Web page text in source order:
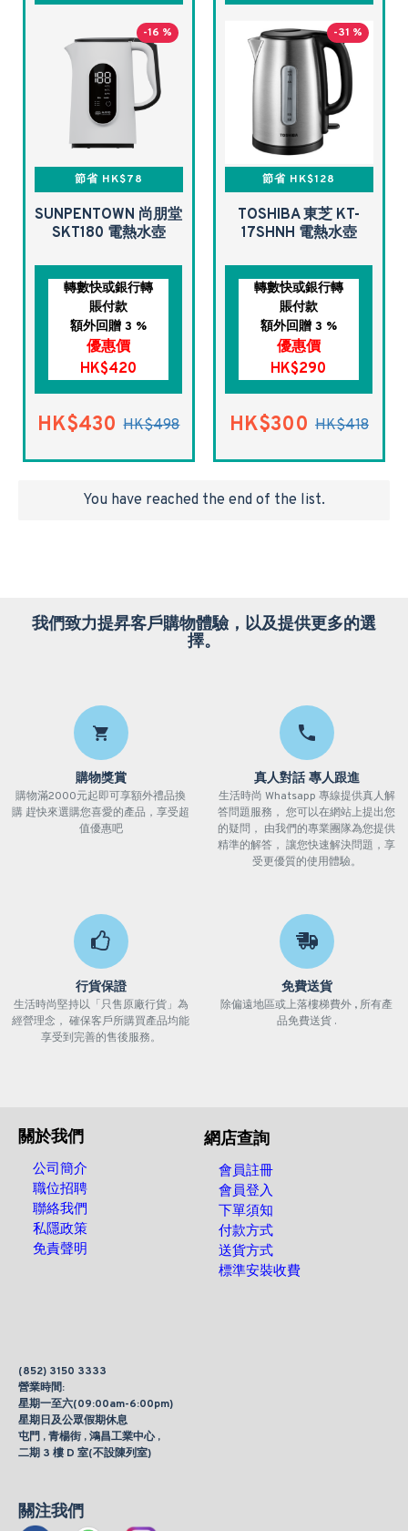
-16 %
節省 HK$78
SUNPENTOWN 尚朋堂
SKT180 電熱水壺
轉數快或銀行轉
賬付款
額外回贈 3 %
優惠價
HK$420
HK$430 HK$498
-31 %
節省 HK$128
TOSHIBA 東芝 KT-
17SHNH 電熱水壺
轉數快或銀行轉
賬付款
額外回贈 3 %
優惠價
HK$290
HK$300 HK$418
You have reached the end of the list.
我們致力提昇客戶購物體驗，以及提供更多的選
擇。
購物獎賞
購物滿2000元起即可享額外禮品換
購 趕快來選購您喜愛的產品，享受超
值優惠吧
真人對話 專人跟進
生活時尚 Whatsapp 專線提供真人解
答問題服務， 您可以在網站上提出您
的疑問， 由我們的專業團隊為您提供
精準的解答， 讓您快速解決問題，享
受更優質的使用體驗。
行貨保證
生活時尚堅持以「只售原廠行貨」為
經營理念， 確保客戶所購買產品均能
享受到完善的售後服務。
免費送貨
除偏遠地區或上落樓梯費外 , 所有產
品免費送貨 .
關於我們
公司簡介
職位招聘
聯絡我們
私隱政策
免責聲明
網店查詢
會員註冊
會員登入
下單須知
付款方式
送貨方式
標準安裝收費
(852) 3150 3333
營業時間:
星期一至六(09:00am-6:00pm)
星期日及公眾假期休息
屯門 , 青楊街 , 鴻昌工業中心 ,
二期 3 樓 D 室(不設陳列室)
關注我們